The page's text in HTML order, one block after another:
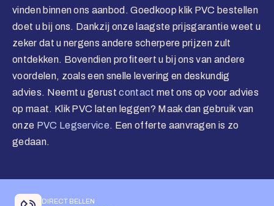
vinden binnen ons aanbod. Goedkoop klik PVC bestellen
doet u bij ons. Dankzij onze laagste prijsgarantie weet u
zeker dat u nergens andere scherpere prijzen zult
ontdekken. Bovendien profiteert u bij ons van andere
voordelen, zoals een snelle levering en deskundig
advies. Neemt u gerustcontact met ons op voor advies
op maat. Klik PVC laten leggen? Maak dan gebruik van
onze PVC Legservice. Een offerte aanvragen is zo
gedaan.
DIRECT BELLEN